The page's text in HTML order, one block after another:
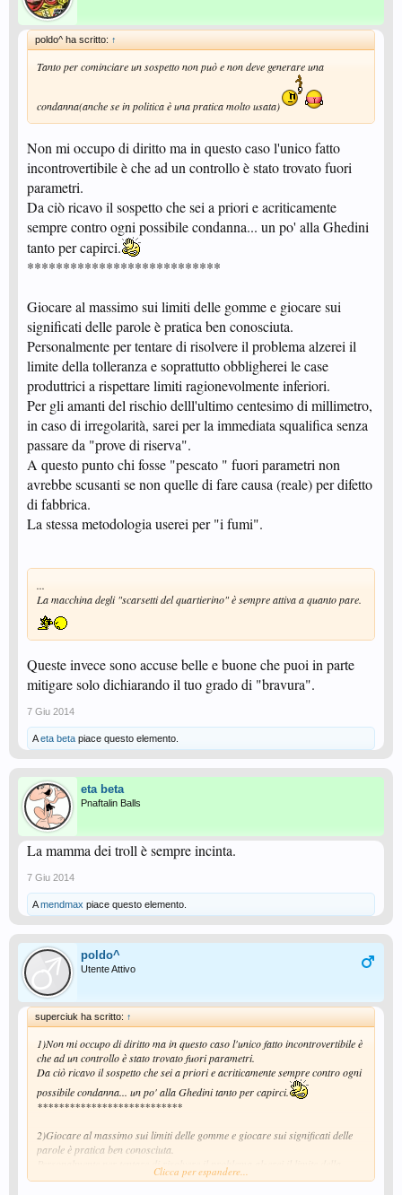
poldo^ ha scritto: ↑
Tanto per cominciare un sospetto non può e non deve generare una
condanna(anche se in politica è una pratica molto usata)
Non mi occupo di diritto ma in questo caso l'unico fatto
incontrovertibile è che ad un controllo è stato trovato fuori
parametri.
Da ciò ricavo il sospetto che sei a priori e acriticamente
sempre contro ogni possibile condanna... un po' alla Ghedini
tanto per capirci.
***************************
Giocare al massimo sui limiti delle gomme e giocare sui
significati delle parole è pratica ben conosciuta.
Personalmente per tentare di risolvere il problema alzerei il
limite della tolleranza e soprattutto obbligherei le case
produttrici a rispettare limiti ragionevolmente inferiori.
Per gli amanti del rischio delll'ultimo centesimo di millimetro,
in caso di irregolarità, sarei per la immediata squalifica senza
passare da "prove di riserva".
A questo punto chi fosse "pescato " fuori parametri non
avrebbe scusanti se non quelle di fare causa (reale) per difetto
di fabbrica.
La stessa metodologia userei per "i fumi".
...
La macchina degli "scarsetti del quartierino" è sempre attiva a quanto pare.
Queste invece sono accuse belle e buone che puoi in parte
mitigare solo dichiarando il tuo grado di "bravura".
7 Giu 2014
Aeta beta piace questo elemento.
eta beta
Pnaftalin Balls
La mamma dei troll è sempre incinta.
7 Giu 2014
Amendmax piace questo elemento.
poldo^
Utente Attivo
superciuk ha scritto: ↑
1)Non mi occupo di diritto ma in questo caso l'unico fatto incontrovertibile è
che ad un controllo è stato trovato fuori parametri.
Da ciò ricavo il sospetto che sei a priori e acriticamente sempre contro ogni
possibile condanna... un po' alla Ghedini tanto per capirci.
***************************
2)Giocare al massimo sui limiti delle gomme e giocare sui significati delle
parole è pratica ben conosciuta.
tolleranza e soprattutto obbligherei le case produttrici a rispettare limiti
Clicca per espandere...